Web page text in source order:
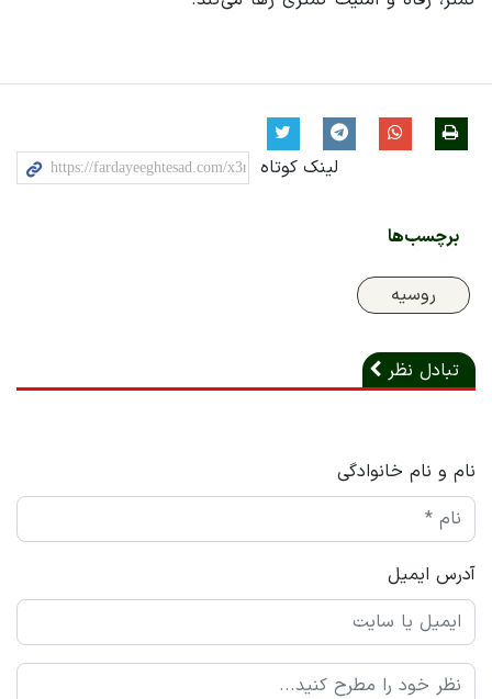
لینک کوتاه
برچسب‌ها
روسیه
تبادل نظر
نام و نام خانوادگی
آدرس ایمیل